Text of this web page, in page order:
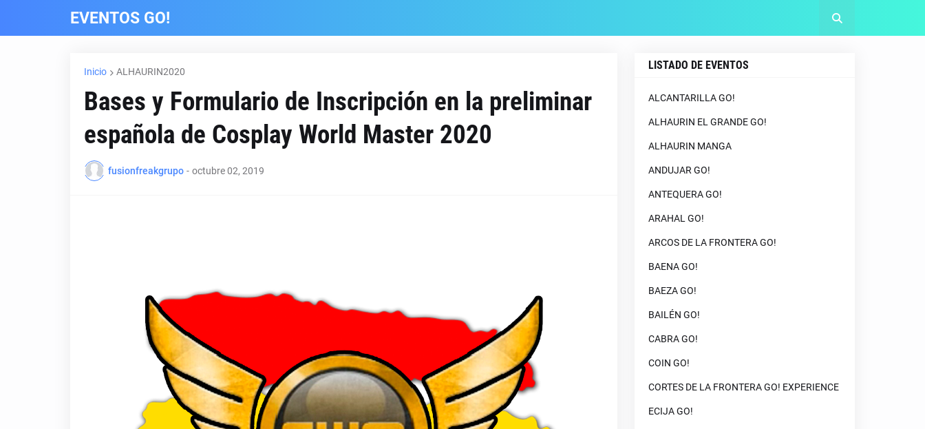
EVENTOS GO!
Inicio ALHAURIN2020
Bases y Formulario de Inscripción en la preliminar
española de Cosplay World Master 2020
fusionfreakgrupo - octubre 02, 2019
LISTADO DE EVENTOS
ALCANTARILLA GO!
ALHAURIN EL GRANDE GO!
ALHAURIN MANGA
ANDUJAR GO!
ANTEQUERA GO!
ARAHAL GO!
ARCOS DE LA FRONTERA GO!
BAENA GO!
BAEZA GO!
BAILÉN GO!
CABRA GO!
COIN GO!
CORTES DE LA FRONTERA GO! EXPERIENCE
ECIJA GO!